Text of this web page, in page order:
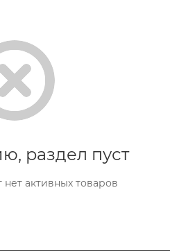
раздел пуст
активных товаров